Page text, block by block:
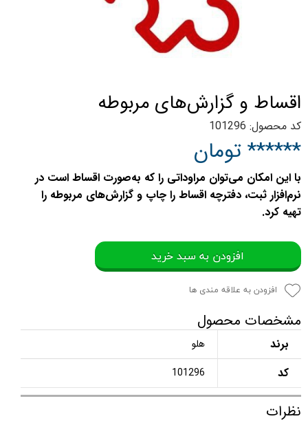
اقساط و گزارش‌های مربوطه
کد محصول: 101296
****** تومان
با این امکان می‌توان مراوداتی را که به‌صورت اقساط است در
نرم‌افزار ثبت، دفترچه اقساط را چاپ و گزارش‌های مربوطه را
تهیه کرد.
افزودن به سبد خرید
افزودن به علاقه مندی ها
مشخصات محصول
برند هلو
کد 101296
نظرات